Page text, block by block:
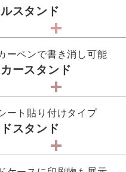
スタンド
ーペンで書き消し可能
ースタンド
ート貼り付けタイプ
スタンド